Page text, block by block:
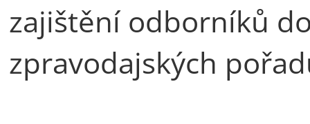
zajištění odborníků
zpravodajských